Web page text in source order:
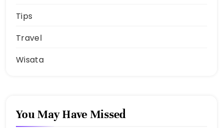
Tips
Travel
Wisata
You May Have Missed